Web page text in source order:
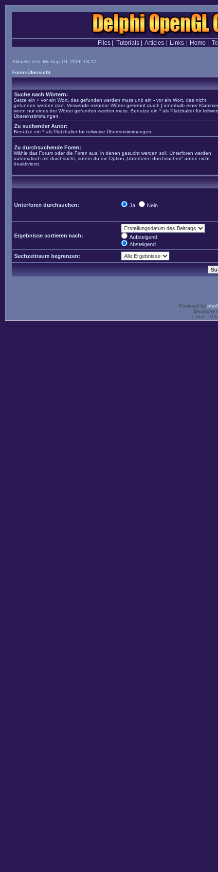
Files| Tutorials| Articles| Links| Home
Aktuelle Zeit: Mo Aug 10, 2026 13:27
Foren-Übersicht
Suche nach Wörtern:
Setze ein + vor ein Wort, das gefunden werden muss und ein - vor ein Wort, das nicht
gefunden werden darf. Verwende mehrere Wörter getrennt durch | innerhalb einer
wenn nur eines der Wörter gefunden werden muss. Benutze ein * als Platzhalter für
Übereinstimmungen.
Zu suchender Autor:
Benutze ein * als Platzhalter für teilweise Übereinstimmungen.
Zu durchsuchende Foren:
Wähle das Forum oder die Foren aus, in denen gesucht werden soll. Unterforen werden
automatisch mit durchsucht, sofern du die Option „Unterforen durchsuchen“ unten nicht
deaktivierst.
Unterforen durchsuchen: Ja Nein
Ergebnisse sortieren nach:
Aufsteigend
Absteigend
Suchzeitraum begrenzen:
Powered by
Deutsche
[ Time :